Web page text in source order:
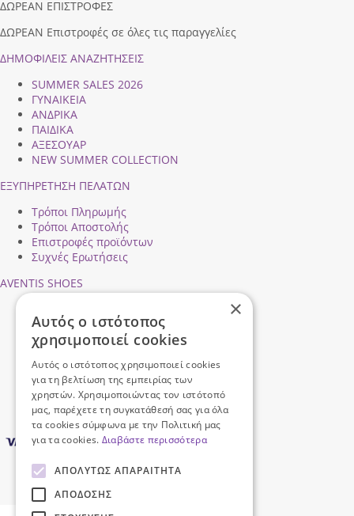
ΔΩΡΕΑΝ ΕΠΙΣΤΡΟΦΕΣ
ΔΩΡΕΑΝ Επιστροφές σε όλες τις παραγγελίες
ΔΗΜΟΦΙΛEIΣ ΑΝΑΖΗΤΗΣΕΙΣ
SUMMER SALES 2026
ΓΥΝΑΙΚΕΙΑ
ΑΝΔΡΙΚΑ
ΠΑΙΔΙΚΑ
ΑΞΕΣΟΥΑΡ
NEW SUMMER COLLECTION
ΕΞΥΠΗΡΕΤΗΣΗ ΠΕΛΑΤΩΝ
Τρόποι Πληρωμής
Τρόποι Αποστολής
Επιστροφές προϊόντων
Συχνές Ερωτήσεις
AVENTIS SHOES
Ασφάλεια Συναλλαγών
Προσωπικά Δεδομένα
Όροι Χρήσης
×
Αυτός ο ιστότοπος
χρησιμοποιεί cookies
Αυτός ο ιστότοπος χρησιμοποιεί cookies
για τη βελτίωση της εμπειρίας των
χρηστών. Χρησιμοποιώντας τον ιστότοπό
μας, παρέχετε τη συγκατάθεσή σας για όλα
τα cookies σύμφωνα με την Πολιτική μας
για τα cookies. Διαβάστε περισσότερα
ΑΠΟΛΎΤΩΣ ΑΠΑΡΑΊΤΗΤΑ
ΑΠΌΔΟΣΗΣ